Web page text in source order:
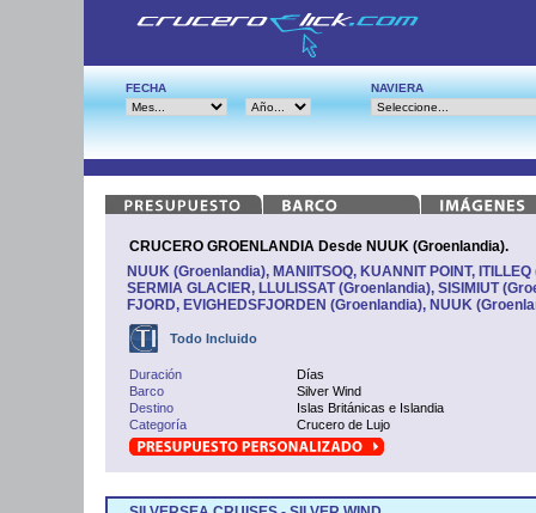
FECHA NAVIERA
CRUCERO GROENLANDIA Desde NUUK (Groenlandia).
NUUK (Groenlandia), MANIITSOQ, KUANNIT POINT,
SERMIA GLACIER, LLULISSAT (Groenlandia), SISIMIUT
FJORD, EVIGHEDSFJORDEN (Groenlandia), NUUK
Todo Incluido
Duración
Días
Barco
Silver Wind
Destino
Islas Británicas e Islandia
Categoría
Crucero de Lujo